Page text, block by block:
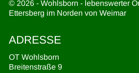
© 2026 - Wohlsborn - lebenswerter
Ettersberg im Norden von Weimar
ADRESSE
OT Wohlsborn
Breitenstraße 9